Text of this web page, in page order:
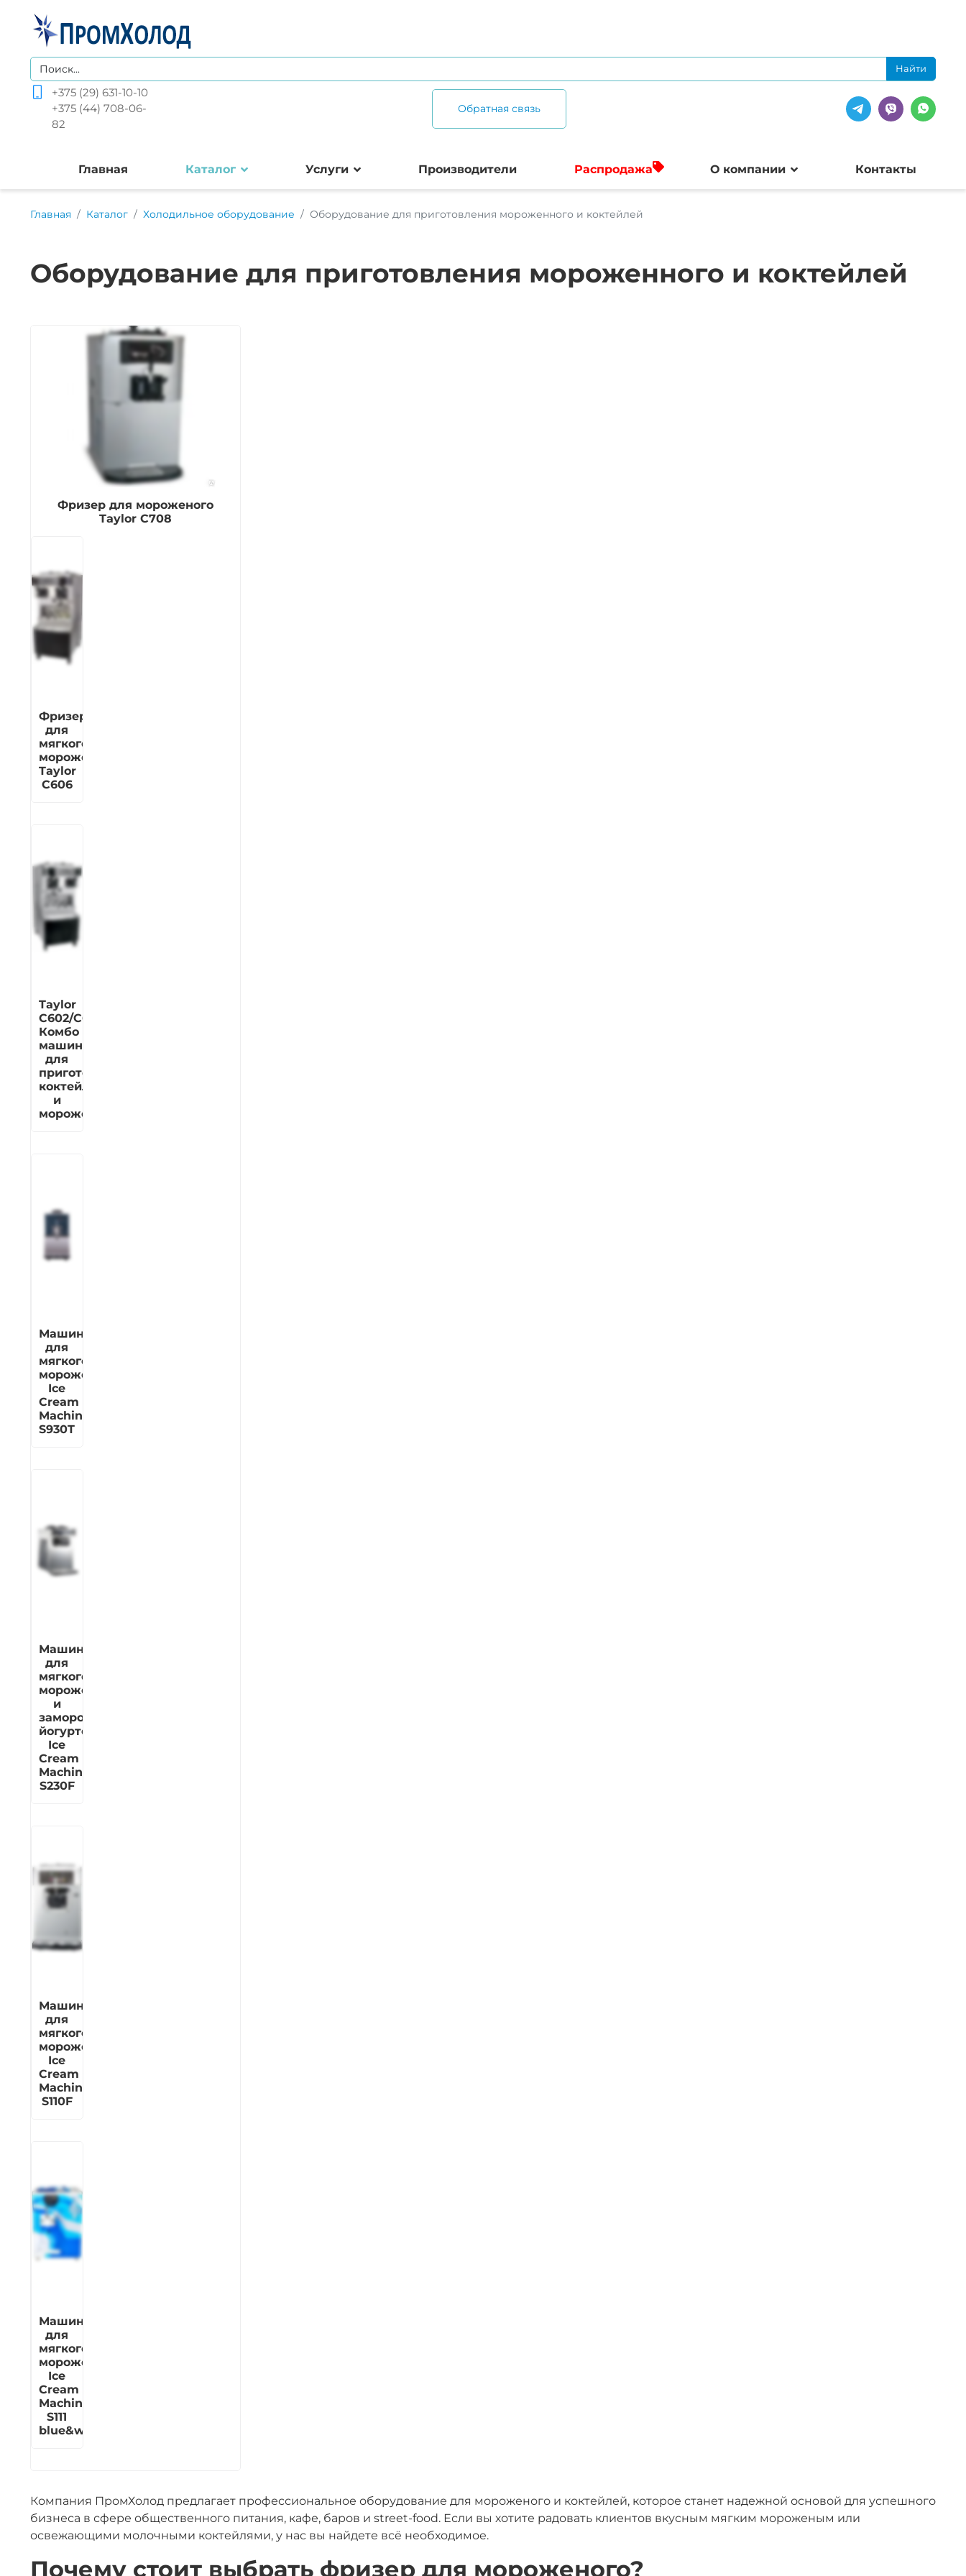
+375 (29) 631-10-10
+375 (44) 708-06-
82
Обратная связь
Главная Каталог Услуги Производители Распродажа О компании Контакты
Главная Каталог Холодильное оборудование Оборудование для приготовления мороженного и коктейлей
Оборудование для приготовления мороженного и коктейлей
Фризер для мороженого
Taylor С708
Фризер
для
мягкого
мороженого
Taylor
C606
Taylor
C602/C606
Комбо
машина
для
приготовления
коктейлей
и
мороженого
Машина
для
мягкого
мороженого
Ice
Cream
Machine
S930T
Машина
для
мягкого
мороженого
и
замороженных
йогуртов
Ice
Cream
Machine
S230F
Машина
для
мягкого
мороженого
Ice
Cream
Machine
S110F
Машина
для
мягкого
мороженого
Ice
Cream
Machine
S111
blue&white
Компания ПромХолод предлагает профессиональное оборудование для мороженого и коктейлей, которое станет надежной основой для успешного
бизнеса в сфере общественного питания, кафе, баров и street-food. Если вы хотите радовать клиентов вкусным мягким мороженым или
освежающими молочными коктейлями, у нас вы найдете всё необходимое.
Почему стоит выбрать фризер для мороженого?